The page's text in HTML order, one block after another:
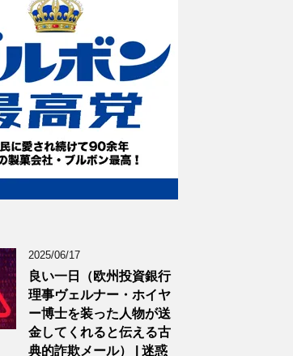
2025/06/17
良い一日（欧州投資銀行
理事ヴェルナー・ホイヤ
ー博士を装った人物が送
金してくれると伝える古
典的詐欺メール） | 迷惑